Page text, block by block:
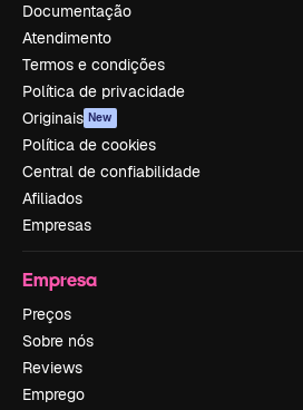
Documentação
Atendimento
Termos e condições
Política de privacidade
Originais New
Política de cookies
Central de confiabilidade
Afiliados
Empresas
Empresa
Preços
Sobre nós
Reviews
Emprego